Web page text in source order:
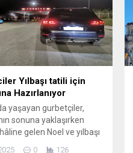
hem düzensiz göçle
hem de ekonomik
planda olacak. Sınır
2026’ya Taşınıyor
Yılbaşı tatili için
Hazırlanıyor
yaşayan gurbetçiler,
sonuna yaklaşırken
gelen Noel ve yılbaşı
0 126